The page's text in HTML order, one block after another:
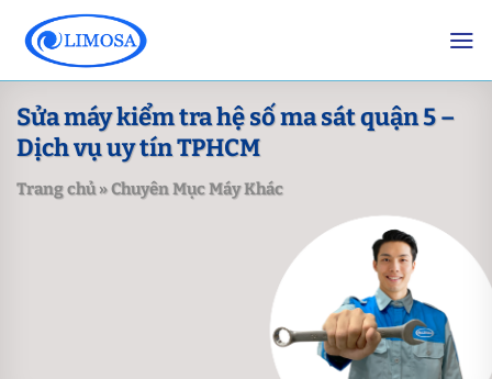
content
Sửa máy kiểm tra hệ số ma sát quận 5 –
Dịch vụ uy tín TPHCM
Trang chủ»Chuyên Mục Máy Khác